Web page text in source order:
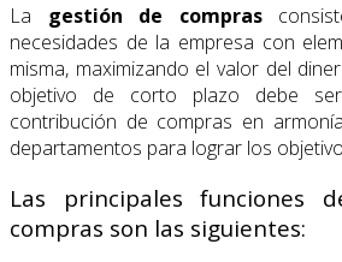
La gestión de compras
necesidades de la empresa con
misma, maximizando el valor del
objetivo de corto plazo debe
contribución de compras en
departamentos para lograr los
Las principales funciones
compras son las siguientes: